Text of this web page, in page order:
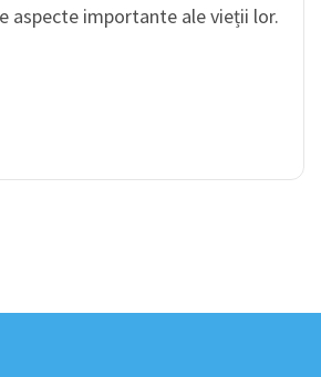
aspecte importante ale vieții lor.